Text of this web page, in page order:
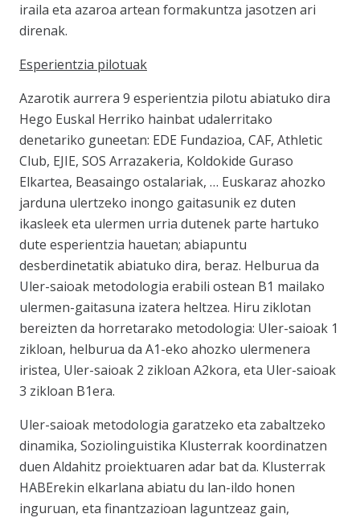
iraila eta azaroa artean formakuntza jasotzen ari
direnak.
Esperientzia pilotuak
Azarotik aurrera 9 esperientzia pilotu abiatuko dira
Hego Euskal Herriko hainbat udalerritako
denetariko guneetan: EDE Fundazioa, CAF, Athletic
Club, EJIE, SOS Arrazakeria, Koldokide Guraso
Elkartea, Beasaingo ostalariak, … Euskaraz ahozko
jarduna ulertzeko inongo gaitasunik ez duten
ikasleek eta ulermen urria dutenek parte hartuko
dute esperientzia hauetan; abiapuntu
desberdinetatik abiatuko dira, beraz. Helburua da
Uler-saioak metodologia erabili ostean B1 mailako
ulermen-gaitasuna izatera heltzea. Hiru ziklotan
bereizten da horretarako metodologia: Uler-saioak 1
zikloan, helburua da A1-eko ahozko ulermenera
iristea, Uler-saioak 2 zikloan A2kora, eta Uler-saioak
3 zikloan B1era.
Uler-saioak metodologia garatzeko eta zabaltzeko
dinamika, Soziolinguistika Klusterrak koordinatzen
duen Aldahitz proiektuaren adar bat da. Klusterrak
HABErekin elkarlana abiatu du lan-ildo honen
inguruan, eta finantzazioan laguntzeaz gain,